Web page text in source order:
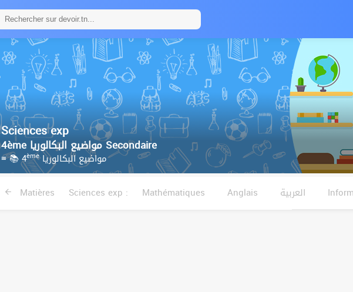
Sciences exp
4ème مواضيع البكالوريا Secondaire
≡ 📚 4ème مواضيع البكالوريا
Matières Sciences exp : Mathématiques Anglais العربية